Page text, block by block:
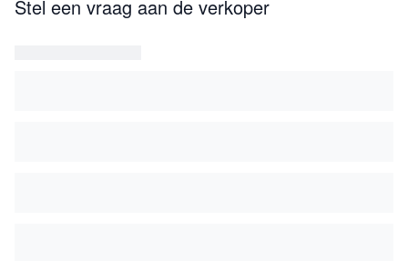
eerst uitgegeven in 1799.
Stel een vraag aan de verkoper